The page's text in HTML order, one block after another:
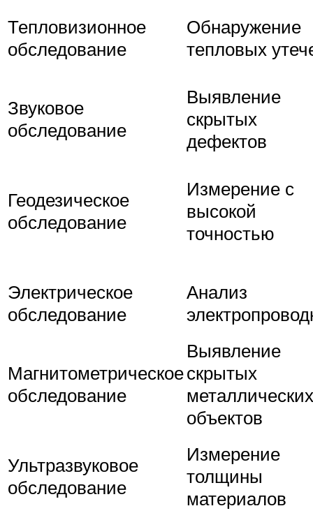
Тепловизионное
обследование
Обнаружение
тепловых
Звуковое
обследование
Выявление
скрытых
дефектов
Геодезическое
обследование
Измерение с
высокой
точностью
Электрическое
обследование
Анализ
Магнитометрическое
обследование
Выявление
скрытых
металлических
объектов
Ультразвуковое
обследование
Измерение
толщины
материалов